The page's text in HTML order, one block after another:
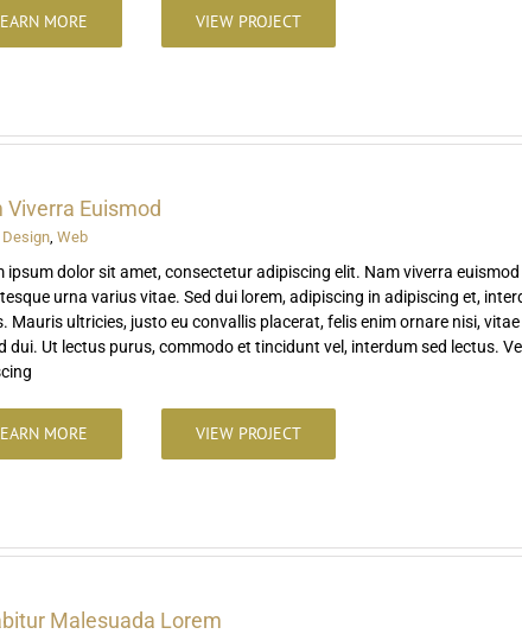
MORE VIEW PROJECT
Viverra Euismod
Design, Web
ipsum dolor sit amet, consectetur adipiscing elit. Nam viverra
urna varius vitae. Sed dui lorem, adipiscing in adipiscing et,
Mauris ultricies, justo eu convallis placerat, felis enim ornare nisi,
dui. Ut lectus purus, commodo et tincidunt vel, interdum sed lectus.
MORE VIEW PROJECT
Malesuada Lorem